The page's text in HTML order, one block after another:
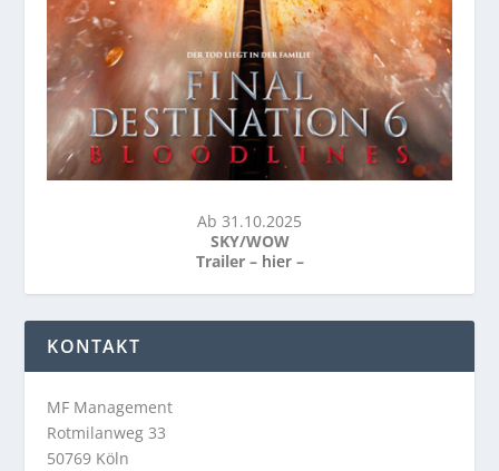
Ab 31.10.2025
SKY/WOW
Trailer – hier –
KONTAKT
MF Management
Rotmilanweg 33
50769 Köln